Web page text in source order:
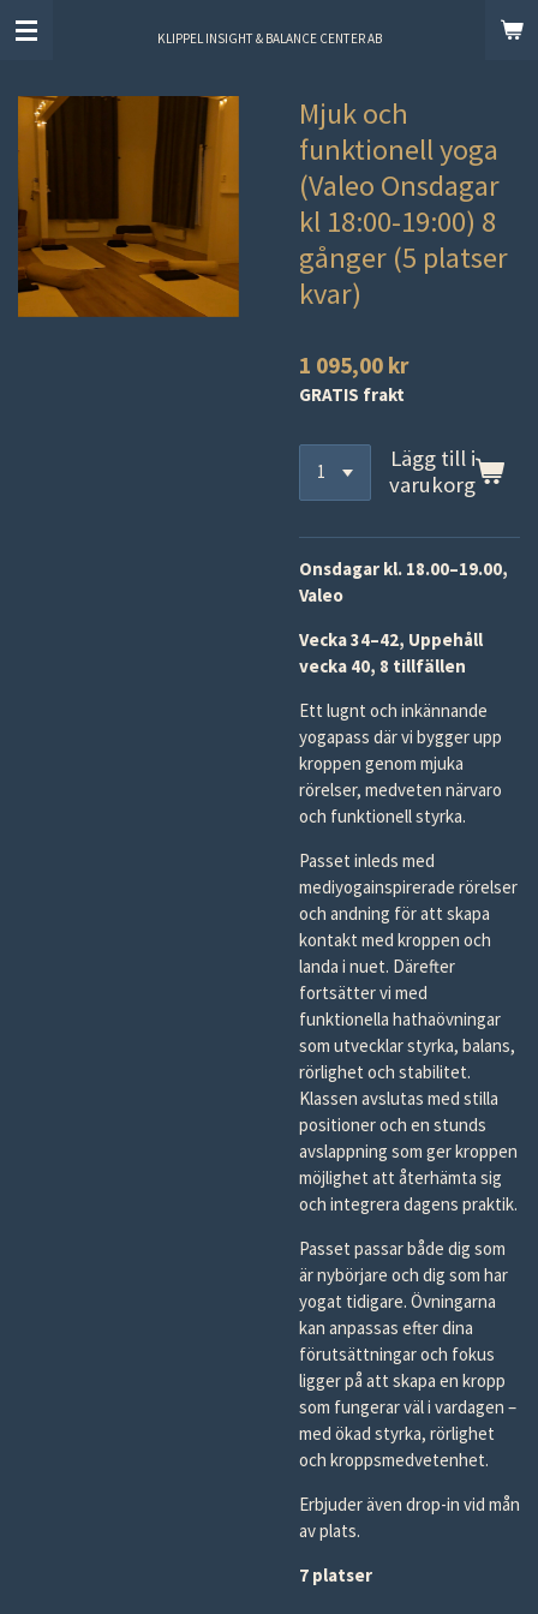
Hoppa
KLIPPEL INSIGHT & BALANCE CENTER AB
Mjuk och
funktionell yoga
(Valeo Onsdagar
kl 18:00-19:00) 8
gånger (5 platser
kvar)
1 095,00 kr
GRATIS frakt
Lägg till i
varukorg
Onsdagar kl. 18.00–19.00,
Valeo
Vecka 34–42, Uppehåll
vecka 40, 8 tillfällen
Ett lugnt och inkännande
yogapass där vi bygger upp
kroppen genom mjuka
rörelser, medveten närvaro
och funktionell styrka.
Passet inleds med
mediyogainspirerade rörelser
och andning för att skapa
kontakt med kroppen och
landa i nuet. Därefter
fortsätter vi med
funktionella hathaövningar
som utvecklar styrka, balans,
rörlighet och stabilitet.
Klassen avslutas med stilla
positioner och en stunds
avslappning som ger kroppen
möjlighet att återhämta sig
och integrera dagens praktik.
Passet passar både dig som
är nybörjare och dig som har
yogat tidigare. Övningarna
kan anpassas efter dina
förutsättningar och fokus
ligger på att skapa en kropp
som fungerar väl i vardagen –
med ökad styrka, rörlighet
och kroppsmedvetenhet.
Erbjuder även drop-in vid mån
av plats.
7 platser